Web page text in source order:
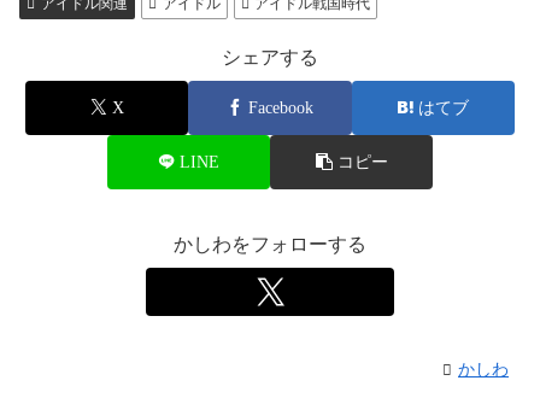
アイドル関連 アイドル アイドル戦国時代
シェアする
X Facebook はてブ
LINE コピー
かしわをフォローする
かしわ